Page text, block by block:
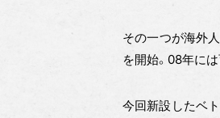
その一つが海外
を開始。08年に
今回新設したベ